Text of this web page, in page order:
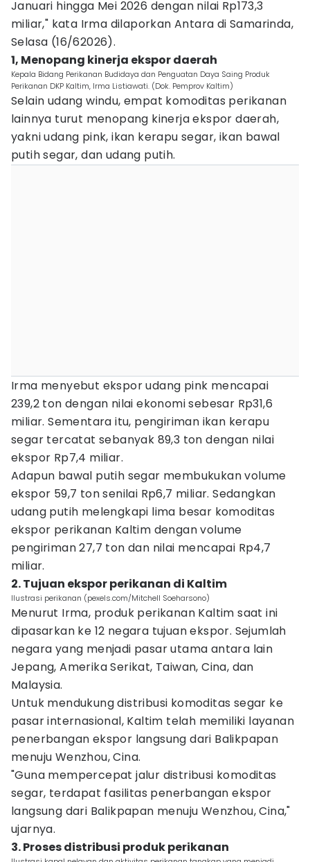
Januari hingga Mei 2026 dengan nilai Rp173,3
miliar," kata Irma dilaporkan Antara di Samarinda,
Selasa (16/62026).
1, Menopang kinerja ekspor daerah
Kepala Bidang Perikanan Budidaya dan Penguatan Daya Saing Produk
Perikanan DKP Kaltim, Irma Listiawati. (Dok. Pemprov Kaltim)
Selain udang windu, empat komoditas perikanan
lainnya turut menopang kinerja ekspor daerah,
yakni udang pink, ikan kerapu segar, ikan bawal
putih segar, dan udang putih.
Irma menyebut ekspor udang pink mencapai
239,2 ton dengan nilai ekonomi sebesar Rp31,6
miliar. Sementara itu, pengiriman ikan kerapu
segar tercatat sebanyak 89,3 ton dengan nilai
ekspor Rp7,4 miliar.
Adapun bawal putih segar membukukan volume
ekspor 59,7 ton senilai Rp6,7 miliar. Sedangkan
udang putih melengkapi lima besar komoditas
ekspor perikanan Kaltim dengan volume
pengiriman 27,7 ton dan nilai mencapai Rp4,7
miliar.
2. Tujuan ekspor perikanan di Kaltim
Ilustrasi perikanan (pexels.com/Mitchell Soeharsono)
Menurut Irma, produk perikanan Kaltim saat ini
dipasarkan ke 12 negara tujuan ekspor. Sejumlah
negara yang menjadi pasar utama antara lain
Jepang, Amerika Serikat, Taiwan, Cina, dan
Malaysia.
Untuk mendukung distribusi komoditas segar ke
pasar internasional, Kaltim telah memiliki layanan
penerbangan ekspor langsung dari Balikpapan
menuju Wenzhou, Cina.
"Guna mempercepat jalur distribusi komoditas
segar, terdapat fasilitas penerbangan ekspor
langsung dari Balikpapan menuju Wenzhou, Cina,"
ujarnya.
3. Proses distribusi produk perikanan